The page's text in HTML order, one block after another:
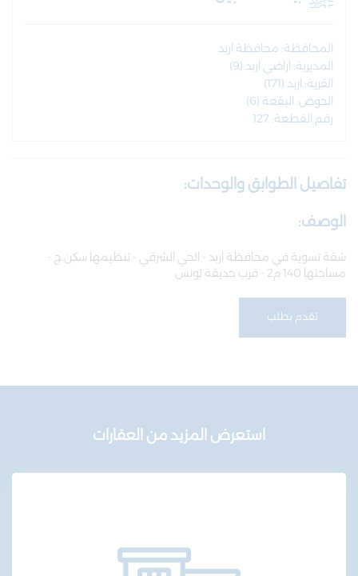
المحافظة: محافظة اربد
المديرية: اراضي اربد (9)
القرية: اربد (171)
الحوض: البقعة (6)
رقم القطعة: 127
تفاصيل الطوابق والوحدات:
الوصف:
شقة تسوية في محافظة اربد - الحي الشرقي - تنظيمها سكن ج -
مساحتها 140 م2 - قرب حديقة تونس
تقدم بطلب
استعرض المزيد من العقارات